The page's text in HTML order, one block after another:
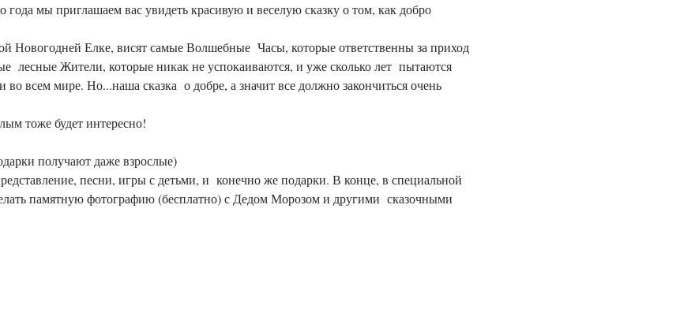
мы приглашаем вас увидеть красивую и веселую сказку о том, как добро
Новогодней Елке, висят самые Волшебные  Часы, которые ответственны за приход
лесные Жители, которые никак не успокаиваются, и уже сколько лет  пытаются
во всем мире. Но...наша сказка  о добре, а значит все должно закончиться очень
тоже будет интересно!
получают даже взрослые)
песни, игры с детьми, и  конечно же подарки. В конце, в специальной
памятную фотографию (бесплатно) с Дедом Морозом и другими  сказочными